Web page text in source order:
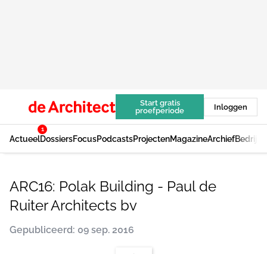
Start gratis
proefperiode
Inloggen
Actueel
1
DossiersFocusPodcastsProjectenMagazineArchief
ARC16: Polak Building - Paul de
Ruiter Architects bv
Gepubliceerd: 09 sep. 2016